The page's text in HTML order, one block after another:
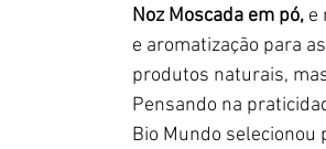
Noz Moscada em pó, e
e aromatização para
produtos naturais,
Pensando na
Bio Mundo